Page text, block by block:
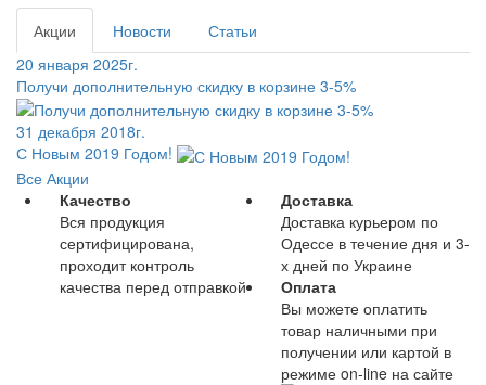
Акции Новости
Статьи
20 января 2025г.
Получи дополнительную скидку в корзине 3-5%
31 декабря 2018г.
С Новым 2019 Годом!
Все Акции
Качество
Вся продукция
сертифицирована,
проходит контроль
качества перед отправкой
Доставка
Доставка курьером по
Одессе в течение дня и 3-
х дней по Украине
Оплата
Вы можете оплатить
товар наличными при
получении или картой в
режиме on-line на сайте